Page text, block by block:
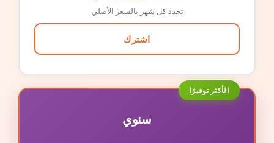
تجدد كل شهر بالسعر الأصلي
اشترك
الأكثر توفيرًا
سنوي